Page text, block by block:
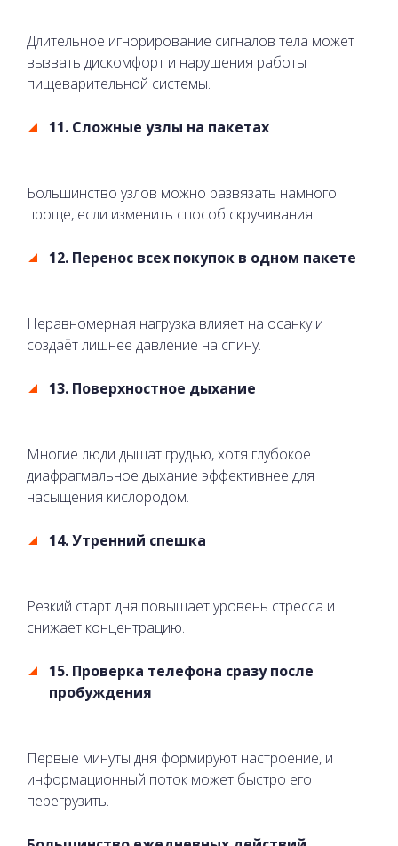
Длительное игнорирование сигналов тела может
вызвать дискомфорт и нарушения работы
пищеварительной системы.
11. Сложные узлы на пакетах
Большинство узлов можно развязать намного
проще, если изменить способ скручивания.
12. Перенос всех покупок в одном пакете
Неравномерная нагрузка влияет на осанку и
создаёт лишнее давление на спину.
13. Поверхностное дыхание
Многие люди дышат грудью, хотя глубокое
диафрагмальное дыхание эффективнее для
насыщения кислородом.
14. Утренний спешка
Резкий старт дня повышает уровень стресса и
снижает концентрацию.
15. Проверка телефона сразу после
пробуждения
Первые минуты дня формируют настроение, и
информационный поток может быстро его
перегрузить.